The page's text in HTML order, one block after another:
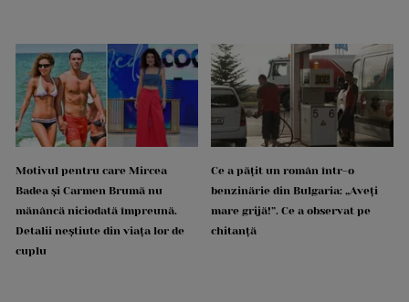
Motivul pentru care Mircea
Badea și Carmen Brumă nu
mănâncă niciodată împreună.
Detalii neștiute din viața lor de
cuplu
Ce a pățit un român într-o
benzinărie din Bulgaria: „Aveți
mare grijă!”. Ce a observat pe
chitanță